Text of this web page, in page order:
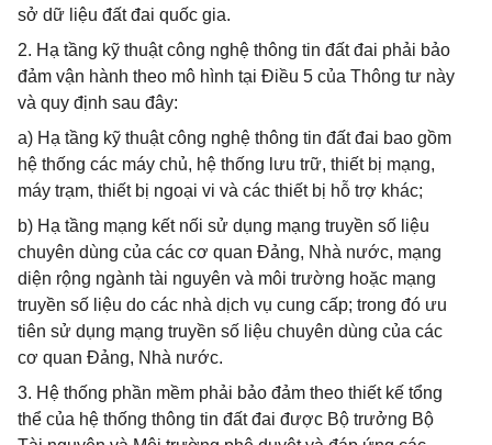
sở dữ liệu đất đai quốc gia.
2. Hạ tầng kỹ thuật công nghệ thông tin đất đai phải bảo
đảm vận hành theo mô hình tại Điều 5 của Thông tư này
và quy định sau đây:
a) Hạ tầng kỹ thuật công nghệ thông tin đất đai bao gồm
hệ thống các máy chủ, hệ thống lưu trữ, thiết bị mạng,
máy trạm, thiết bị ngoại vi và các thiết bị hỗ trợ khác;
b) Hạ tầng mạng kết nối sử dụng mạng truyền số liệu
chuyên dùng của các cơ quan Đảng, Nhà nước, mạng
diện rộng ngành tài nguyên và môi trường hoặc mạng
truyền số liệu do các nhà dịch vụ cung cấp; trong đó ưu
tiên sử dụng mạng truyền số liệu chuyên dùng của các
cơ quan Đảng, Nhà nước.
3. Hệ thống phần mềm phải bảo đảm theo thiết kế tổng
thể của hệ thống thông tin đất đai được Bộ trưởng Bộ